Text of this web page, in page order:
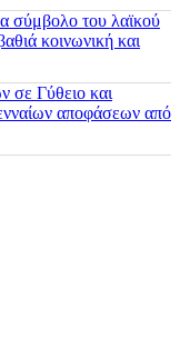
σύμβολο του λαϊκού
κοινωνική και
σε Γύθειο και
αποφάσεων από